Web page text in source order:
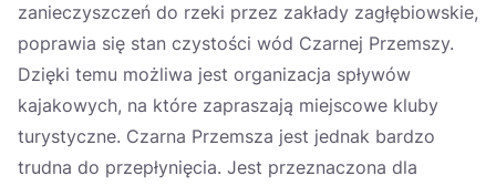
zanieczyszczeń do rzeki przez zakłady zagłębiowskie,
poprawia się stan czystości wód Czarnej Przemszy.
Dzięki temu możliwa jest organizacja spływów
kajakowych, na które zapraszają miejscowe kluby
turystyczne. Czarna Przemsza jest jednak bardzo
trudna do przepłynięcia. Jest przeznaczona dla